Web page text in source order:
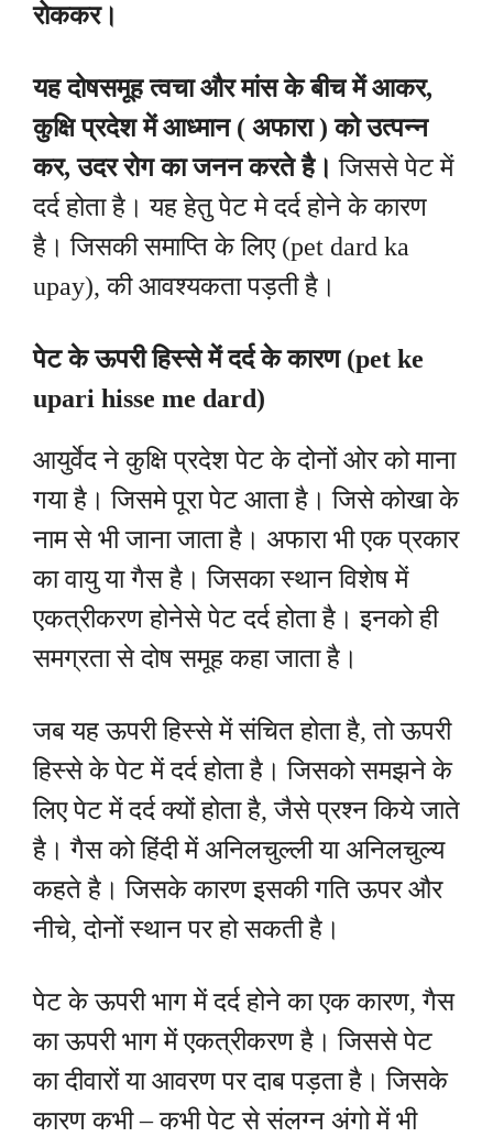
रोककर।
यह दोषसमूह त्वचा और मांस के बीच में आकर,
कुक्षि प्रदेश में आध्मान ( अफारा ) को उत्पन्न
कर, उदर रोग का जनन करते है। जिससे पेट में
दर्द होता है। यह हेतु पेट मे दर्द होने के कारण
है। जिसकी समाप्ति के लिए (pet dard ka
upay), की आवश्यकता पड़ती है।
पेट के ऊपरी हिस्से में दर्द के कारण (pet ke
upari hisse me dard)
आयुर्वेद ने कुक्षि प्रदेश पेट के दोनों ओर को माना
गया है। जिसमे पूरा पेट आता है। जिसे कोखा के
नाम से भी जाना जाता है। अफारा भी एक प्रकार
का वायु या गैस है। जिसका स्थान विशेष में
एकत्रीकरण होनेसे पेट दर्द होता है। इनको ही
समग्रता से दोष समूह कहा जाता है।
जब यह ऊपरी हिस्से में संचित होता है, तो ऊपरी
हिस्से के पेट में दर्द होता है। जिसको समझने के
लिए पेट में दर्द क्यों होता है, जैसे प्रश्न किये जाते
है। गैस को हिंदी में अनिलचुल्ली या अनिलचुल्य
कहते है। जिसके कारण इसकी गति ऊपर और
नीचे, दोनों स्थान पर हो सकती है।
पेट के ऊपरी भाग में दर्द होने का एक कारण, गैस
का ऊपरी भाग में एकत्रीकरण है। जिससे पेट
का दीवारों या आवरण पर दाब पड़ता है। जिसके
कारण कभी – कभी पेट से संलग्न अंगो में भी